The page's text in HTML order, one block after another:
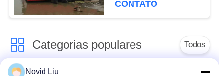
CONTATO
Categorias populares Todos
Novid Liu